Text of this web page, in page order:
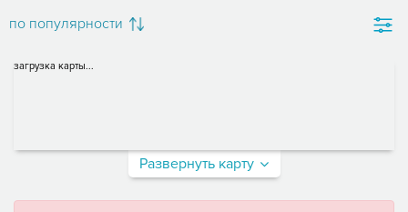
по популярности
загрузка карты...
Развернуть карту